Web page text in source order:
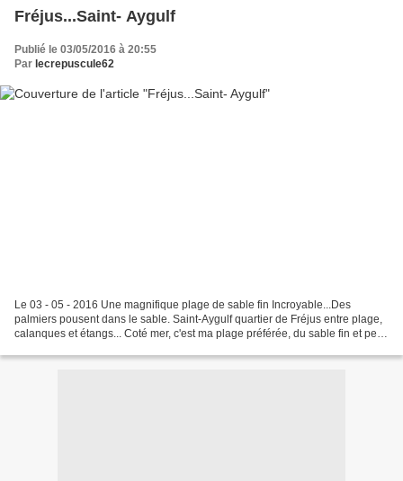
Fréjus...Saint- Aygulf
Publié le 03/05/2016 à 20:55
Par lecrepuscule62
Le 03 - 05 - 2016 Une magnifique plage de sable fin Incroyable...Des
palmiers pousent dans le sable. Saint-Aygulf quartier de Fréjus entre plage,
calanques et étangs... Coté mer, c'est ma plage préférée, du sable fin et peu